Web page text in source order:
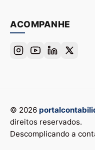
ACOMPANHE
© 2026
direitos reservados.
Descomplicando a